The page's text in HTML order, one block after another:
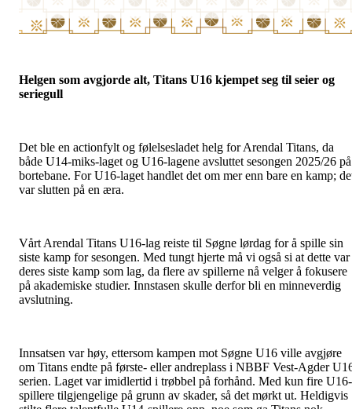
Helgen som avgjorde alt, Titans U16 kjempet seg til seier og
seriegull
Det ble en actionfylt og følelsesladet helg for Arendal Titans, da
både U14-miks-laget og U16-lagene avsluttet sesongen 2025/26 på
bortebane. For U16-laget handlet det om mer enn bare en kamp;
var slutten på en æra.
Vårt Arendal Titans U16-lag reiste til Søgne lørdag for å spille sin
siste kamp for sesongen. Med tungt hjerte må vi også si at dette var
deres siste kamp som lag, da flere av spillerne nå velger å fokusere
på akademiske studier. Innstasen skulle derfor bli en minneverdig
avslutning.
Innsatsen var høy, ettersom kampen mot Søgne U16 ville avgjøre
om Titans endte på første- eller andreplass i NBBF Vest-Agder
serien. Laget var imidlertid i trøbbel på forhånd. Med kun fire U16-
spillere tilgjengelige på grunn av skader, så det mørkt ut. Heldigvis